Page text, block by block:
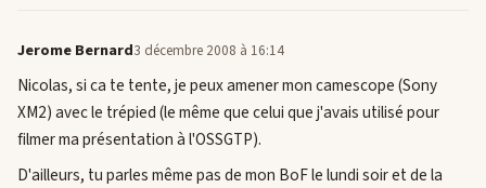
Jerome Bernard3 décembre 2008 à 16:14
Nicolas, si ca te tente, je peux amener mon camescope (Sony
XM2) avec le trépied (le même que celui que j'avais utilisé pour
filmer ma présentation à l'OSSGTP).
D'ailleurs, tu parles même pas de mon BoF le lundi soir et de la